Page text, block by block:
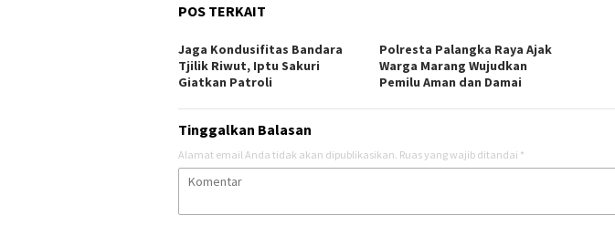
POS TERKAIT
Jaga Kondusifitas Bandara
Tjilik Riwut, Iptu Sakuri
Giatkan Patroli
Polresta Palangka Raya Ajak
Warga Marang Wujudkan
Pemilu Aman dan Damai
Tinggalkan Balasan
Alamat email Anda tidak akan dipublikasikan. Ruas yang wajib ditandai *